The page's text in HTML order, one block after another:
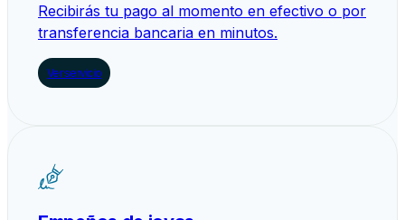
Recibirás tu pago al momento en efectivo o por
transferencia bancaria en minutos.
Ver servicio